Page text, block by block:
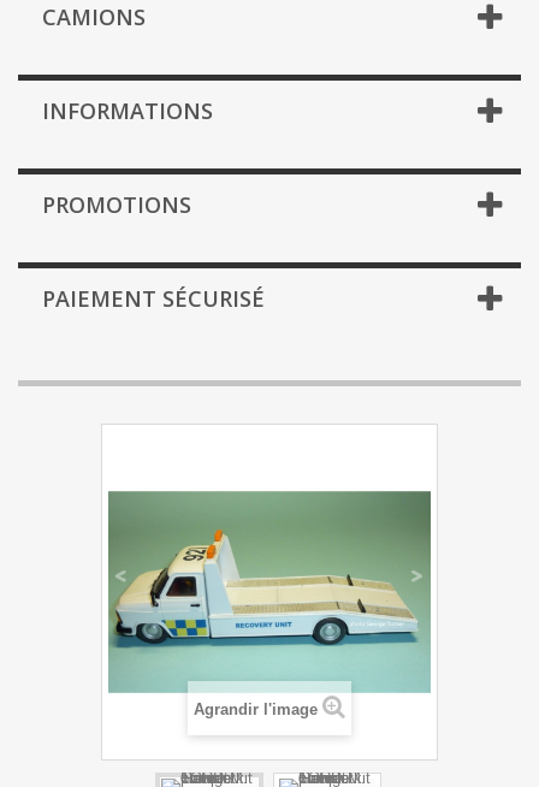
CAMIONS
INFORMATIONS
PROMOTIONS
PAIEMENT SÉCURISÉ
Agrandir l'image